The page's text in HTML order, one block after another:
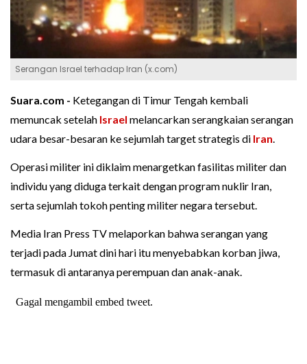
Serangan Israel terhadap Iran (x.com)
Suara.com - Ketegangan di Timur Tengah kembali
memuncak setelah Israel melancarkan serangkaian serangan
udara besar-besaran ke sejumlah target strategis di Iran.
Operasi militer ini diklaim menargetkan fasilitas militer dan
individu yang diduga terkait dengan program nuklir Iran,
serta sejumlah tokoh penting militer negara tersebut.
Media Iran Press TV melaporkan bahwa serangan yang
terjadi pada Jumat dini hari itu menyebabkan korban jiwa,
termasuk di antaranya perempuan dan anak-anak.